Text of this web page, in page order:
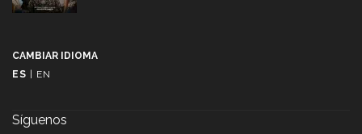
CAMBIAR IDIOMA
ES | EN
Síguenos